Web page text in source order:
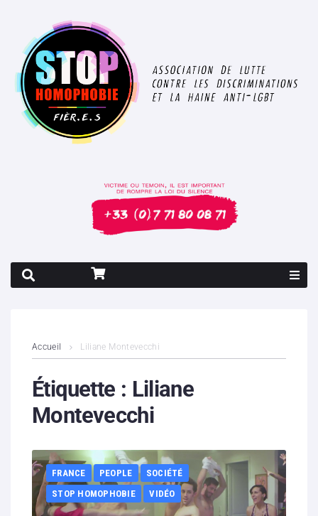
Contenus litigieux
Nous soutenir
Partenaires
Accueil Liliane Montevecchi
Étiquette : Liliane
Montevecchi
FRANCE PEOPLE
SOCIÉTÉ
STOP HOMOPHOBIE
VIDÉO